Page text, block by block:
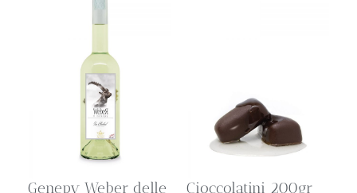
Genepy Weber delle
Cioccolatini 200gr